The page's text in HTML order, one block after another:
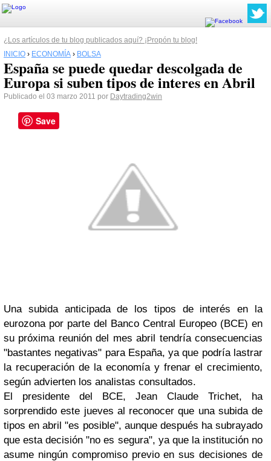
¿Los artículos de tu blog publicados aquí? ¡Propón tu blog!
INICIO › ECONOMÍA › BOLSA
España se puede quedar descolgada de
Europa si suben tipos de interes en Abril
Publicado el 03 marzo 2011 por Daytrading2win
Una subida anticipada de los tipos de interés en la
eurozona por parte del Banco Central Europeo (BCE) en
su próxima reunión del mes abril tendría consecuencias
"bastantes negativas" para España, ya que podría lastrar
la recuperación de la economía y frenar el crecimiento,
según advierten los analistas consultados.
El presidente del BCE, Jean Claude Trichet, ha
sorprendido este jueves al reconocer que una subida de
tipos en abril "es posible", aunque después ha subrayado
que esta decisión "no es segura", ya que la institución no
asume ningún compromiso previo en sus decisiones de
Save